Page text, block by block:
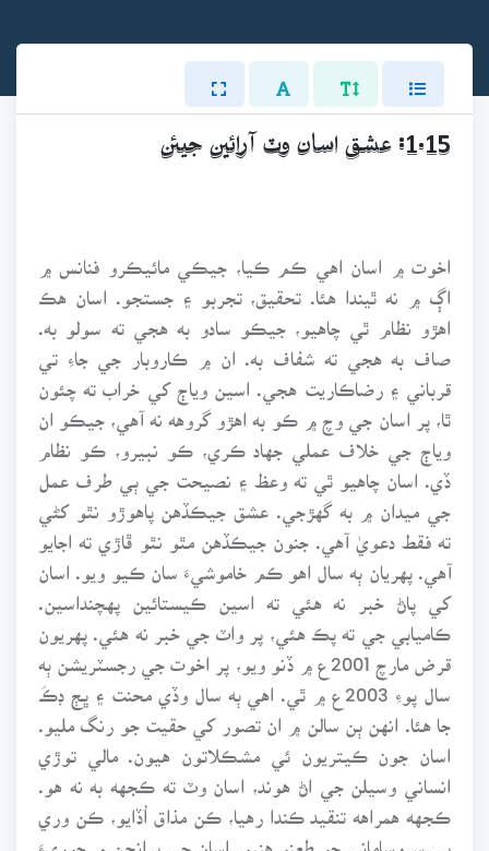
1.15: عشق اسان وٽ آرائين جيئن
اخوت ۾ اسان اهي ڪم ڪيا، جيڪي مائيڪرو فنانس ۾
اڳ ۾ نه ٿيندا هئا. تحقيق، تجربو ۽ جستجو. اسان هڪ
اهڙو نظام ٿي چاهيو، جيڪو سادو به هجي ته سولو به.
صاف به هجي ته شفاف به. ان ۾ ڪاروبار جي جاءِ تي
قرباني ۽ رضاڪاريت هجي. اسين وياڄ کي خراب ته چئون
ٿا، پر اسان جي وچ ۾ ڪو به اهڙو گروهه نه آهي، جيڪو ان
وياڄ جي خلاف عملي جهاد ڪري، ڪو نبيرو، ڪو نظام
ڏي. اسان چاهيو ٿي ته وعظ ۽ نصيحت جي ٻي طرف عمل
جي ميدان ۾ به گهڙجي. عشق جيڪڏهن پاهوڙو نٿو کڻي
ته فقط دعويٰ آهي. جنون جيڪڏهن مٿو نٿو ڦاڙي ته اجايو
آهي. پهريان ٻه سال اهو ڪم خاموشيءَ سان ڪيو ويو. اسان
کي پاڻ خبر نه هئي ته اسين ڪيستائين پهچنداسين.
ڪاميابي جي ته پڪ هئي، پر واٽ جي خبر نه هئي. پهريون
قرض مارچ 2001ع ۾ ڏنو ويو، پر اخوت جي رجسٽريشن ٻه
سال پوءِ 2003ع ۾ ٿي. اهي ٻه سال وڏي محنت ۽ ڀڄ ڊڪَ
جا هئا. انهن ٻن سالن ۾ ان تصور کي حقيت جو رنگ مليو.
اسان جون ڪيتريون ئي مشڪلاتون هيون. مالي توڙي
انساني وسيلن جي اڻ هوند، اسان وٽ ته ڪجهه به نه هو.
ڪجهه همراهه تنقيد ڪندا رهيا، ڪن مذاق اُڏايو، ڪن وري
بي سروساماني جو طعنو هنيو. اسان جي برانچن ۾ چوريءَ